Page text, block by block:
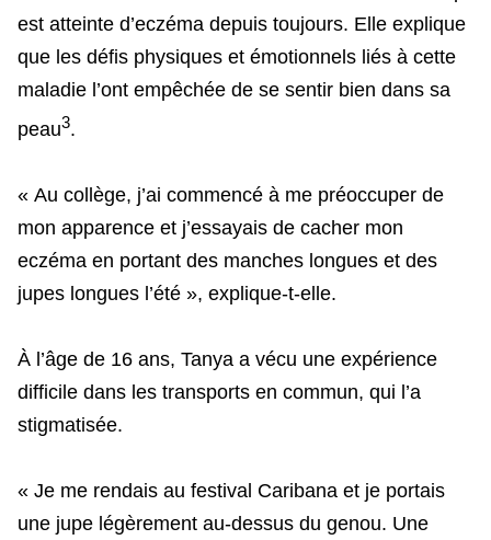
est atteinte d’eczéma depuis toujours. Elle explique
que les défis physiques et émotionnels liés à cette
maladie l’ont empêchée de se sentir bien dans sa
peau3.
« Au collège, j’ai commencé à me préoccuper de
mon apparence et j’essayais de cacher mon
eczéma en portant des manches longues et des
jupes longues l’été », explique-t-elle.
À l’âge de 16 ans, Tanya a vécu une expérience
difficile dans les transports en commun, qui l’a
stigmatisée.
« Je me rendais au festival Caribana et je portais
une jupe légèrement au-dessus du genou. Une